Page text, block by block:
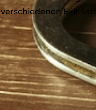
verschiedenen Exit-